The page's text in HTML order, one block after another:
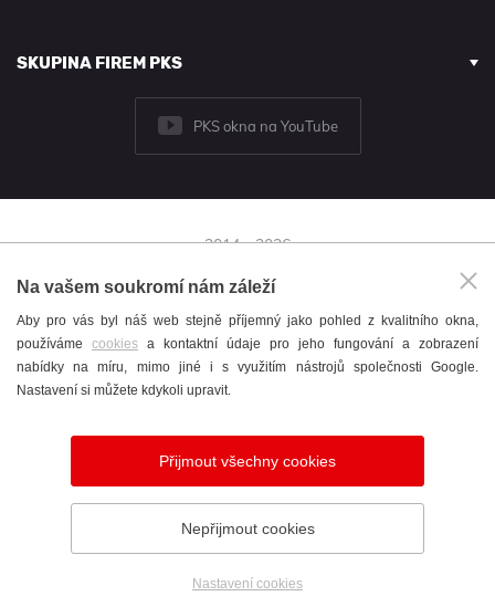
SKUPINA FIREM PKS
PKS okna na YouTube
2014 - 2026
Brněnská 126/38,
591 01 Žďár nad Sázavou
+420 566 697 301
okna@pks.cz
Vytvořil webProgress
Poptávka
Na vašem soukromí nám záleží
Aby pro vás byl náš web stejně příjemný jako pohled z kvalitního okna,
používáme cookies a kontaktní údaje pro jeho fungování a zobrazení
nabídky na míru, mimo jiné i s využitím nástrojů společnosti Google.
Nastavení si můžete kdykoli upravit.
Přijmout všechny cookies
Nepřijmout cookies
Nastavení cookies